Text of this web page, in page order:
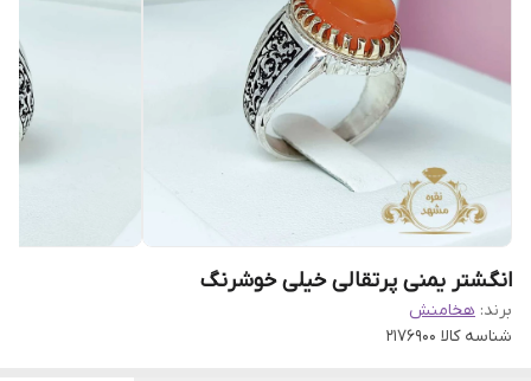
انگشتر یمنی پرتقالی خیلی خوشرنگ
برند: هخامنش
شناسه کالا 2176900